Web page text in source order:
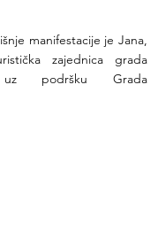
manifestacije je Jana,
zajednica grada
uz podršku Grada